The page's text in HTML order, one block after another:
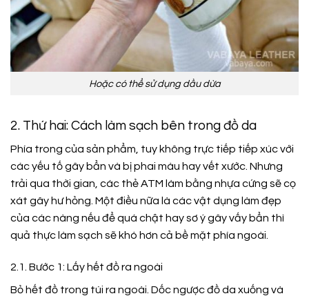
Hoặc có thể sử dụng dầu dừa
2. Thứ hai: Cách làm sạch bên trong đồ da
Phía trong của sản phẩm, tuy không trực tiếp tiếp xúc với
các yếu tố gây bẩn và bị phai màu hay vết xước. Nhưng
trải qua thời gian, các thẻ ATM làm bằng nhựa cứng sẽ cọ
xát gây hư hỏng. Một điều nữa là các vật dụng làm đẹp
của các nàng nếu để quá chật hay sơ ý gây vấy bẩn thì
quả thực làm sạch sẽ khó hơn cả bề mặt phía ngoài.
2.1. Bước 1: Lấy hết đồ ra ngoài
Bỏ hết đồ trong túi ra ngoài. Dốc ngược đồ da xuống và